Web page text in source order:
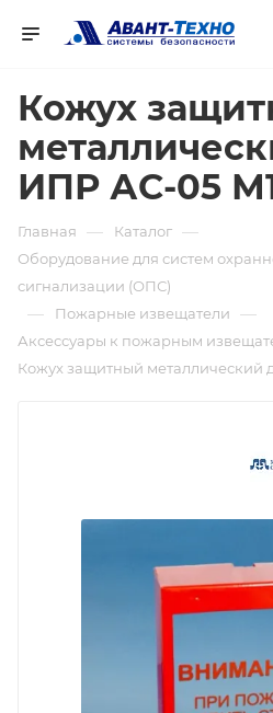
Кожух
ИПР АС-05
Главная — Каталог —
Оборудование для систем
сигнализации (ОПС)
— Пожарные извещатели —
Аксессуары к пожарным
Кожух защитный металлический